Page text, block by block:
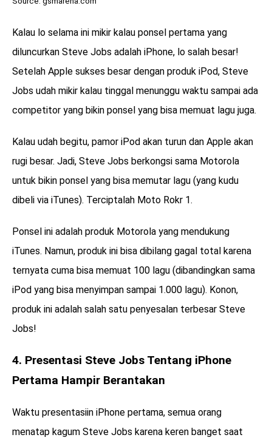
Kalau lo selama ini mikir kalau ponsel pertama yang
diluncurkan Steve Jobs adalah iPhone, lo salah besar!
Setelah Apple sukses besar dengan produk iPod, Steve
Jobs udah mikir kalau tinggal menunggu waktu sampai ada
competitor yang bikin ponsel yang bisa memuat lagu juga.
Kalau udah begitu, pamor iPod akan turun dan Apple akan
rugi besar. Jadi, Steve Jobs berkongsi sama Motorola
untuk bikin ponsel yang bisa memutar lagu (yang kudu
dibeli via iTunes). Terciptalah Moto Rokr 1.
Ponsel ini adalah produk Motorola yang mendukung
iTunes. Namun, produk ini bisa dibilang gagal total karena
ternyata cuma bisa memuat 100 lagu (dibandingkan sama
iPod yang bisa menyimpan sampai 1.000 lagu). Konon,
produk ini adalah salah satu penyesalan terbesar Steve
Jobs!
4. Presentasi Steve Jobs Tentang iPhone
Pertama Hampir Berantakan
Waktu presentasiin iPhone pertama, semua orang
menatap kagum Steve Jobs karena keren banget saat